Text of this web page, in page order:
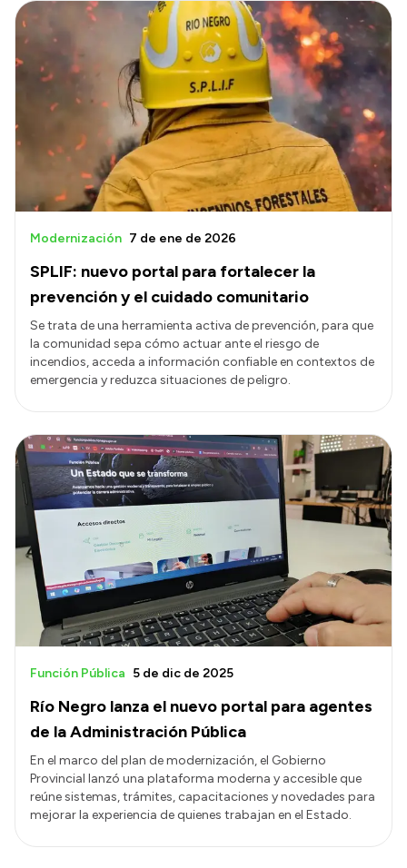
SPLIF: nuevo portal para fortalecer la
prevención y el cuidado comunitario
Modernización 7 de ene de 2026
Se trata de una herramienta activa de prevención, para que
la comunidad sepa cómo actuar ante el riesgo de
incendios, acceda a información confiable en contextos de
emergencia y reduzca situaciones de peligro.
Río Negro lanza el nuevo portal para agentes
de la Administración Pública
Función Pública 5 de dic de 2025
En el marco del plan de modernización, el Gobierno
Provincial lanzó una plataforma moderna y accesible que
reúne sistemas, trámites, capacitaciones y novedades para
mejorar la experiencia de quienes trabajan en el Estado.